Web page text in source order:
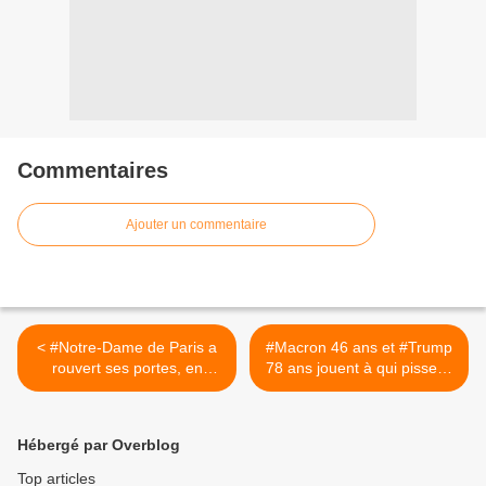
Commentaires
Ajouter un commentaire
< #Notre-Dame de Paris a
rouvert ses portes, en
présence d’une quarantaine
flammes
#Macron 46 ans et #Trump
78 ans jouent à qui pisse le
plus loin… >
Hébergé par Overblog
Top articles